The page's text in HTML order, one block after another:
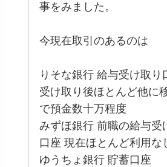
事をみました。
今現在取引のあるのは
りそな銀行 給与受け取り
受け取り後ほとんど他に
で預金数十万程度
みずほ銀行 前職の給与受
口座 現在ほとんど利用な
ゆうちょ銀行 貯蓄口座